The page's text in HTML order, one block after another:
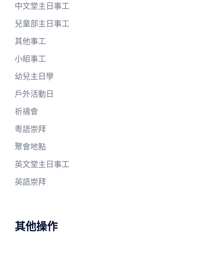
中文堂主日事工
兒童部主日事工
其他事工
小組事工
幼兒主日學
戶外活動日
祈禱會
粵語崇拜
聚會地點
英文堂主日事工
英語崇拜
其他操作